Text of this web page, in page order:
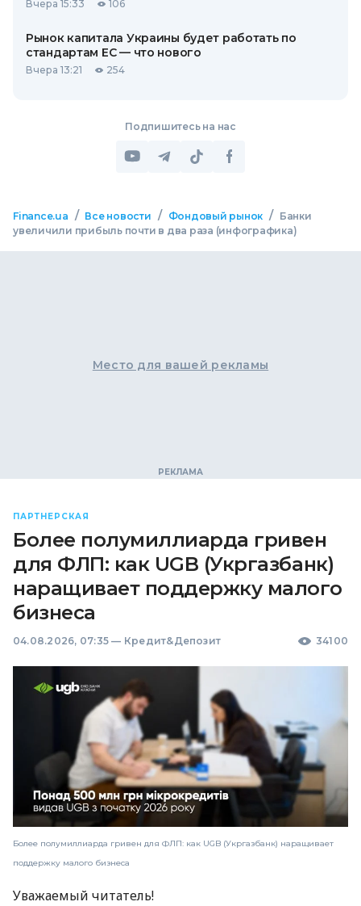
Вчера 15:33 106
Рынок капитала Украины будет работать по
стандартам ЕС — что нового
Вчера 13:21 254
Подпишитесь на нас
Finance.ua / Все новости / Фондовый рынок /
Банки
увеличили прибыль почти в два раза (инфографика)
Место для вашей рекламы
ПАРТНЕРСКАЯ
Более полумиллиарда гривен
для ФЛП: как UGB (Укргазбанк)
наращивает поддержку малого
бизнеса
04.08.2026, 07:35 — Кредит&Депозит 34100
Более полумиллиарда гривен для ФЛП: как UGB (Укргазбанк) наращивает
поддержку малого бизнеса
Уважаемый читатель!